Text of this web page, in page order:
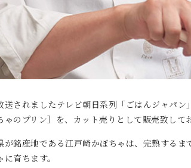
送されましたテレビ朝日系列「ごはんジャパ
ゃのプリン］を、カット売りとして販売致して
が銘産地である江戸崎かぼちゃは、完熟する
に育ちます。